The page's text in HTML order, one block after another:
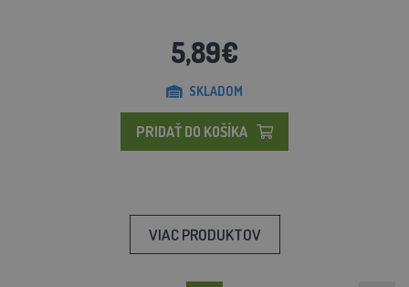
5,89€
SKLADOM
PRIDAŤ DO KOŠÍKA
VIAC PRODUKTOV